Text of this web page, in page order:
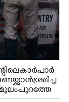
കാർ പാർ
ശ്രമിച്ച
പുറത്തേ